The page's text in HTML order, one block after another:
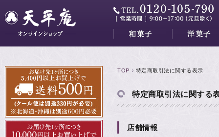
TOP 特定商取引法に関する表示
特定商取引法に関する
店舗情報